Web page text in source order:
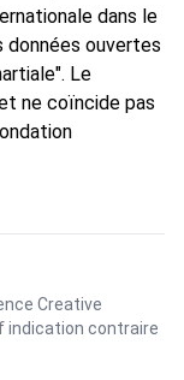
dans le
données ouvertes
Le
ne coïncide pas
Creative
indication contraire